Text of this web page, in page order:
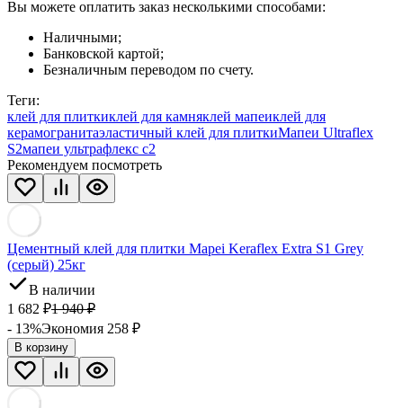
Вы можете оплатить заказ несколькими способами:
Наличными;
Банковской картой;
Безналичным переводом по счету.
Теги:
клей для плиткиклей для камняклей мапеиклей для
керамогранитаэластичный клей для плиткиМапеи Ultraflex
S2мапеи ультрафлекс с2
Рекомендуем посмотреть
Цементный клей для плитки Mapei Keraflex Extra S1 Grey
(серый) 25кг
В наличии
1 682 ₽1 940 ₽
- 13%Экономия 258 ₽
В корзину